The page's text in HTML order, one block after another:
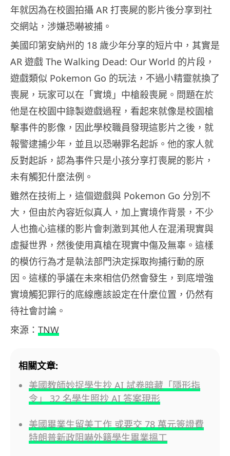
年就因為在校園拍攝 AR 打喪屍的影片後分享到社
交網站，涉嫌恐嚇被捕。
美國印第安納州的 18 歲少年分享的短片中，其實是
AR 遊戲 The Walking Dead: Our World 的片段，
遊戲類似 Pokemon Go 的玩法，不過小精靈就換了
喪屍，玩家可以在「實境」中槍殺喪屍。問題在於
他是在校園中錄製遊戲過程，看起來就像是校園槍
擊事件的影像，因此學校職員發現這影片之後，就
報警逮捕少年，並且以恐嚇罪名起訴。他的家人就
反對起訴，認為事件只是小孩分享打喪屍的影片，
未有觸犯什麼法例。
雖然在技術上，這個遊戲與 Pokemon Go 分別不
大，但由於內容近似真人，加上實境作背景，不少
人也擔心這樣的影片會刺激到其他人在混淆現實與
虛擬世界，然後使用真槍在現實中傷及無辜。這樣
的模仿行為才是執法部門決定採取拘捕行動的原
因。這樣的爭議在未來相信仍然會發生，到底增強
實境觸犯罪行的底線應該設定在什麼位置，仍然有
待社會討論。
來源： TNW
相關文章:
美國教師妙捉學生抄 AI 試卷暗藏「隱形指
令」 32 名學生照抄 AI 答案現形
美國畢業生留美工作 或要交 78 萬元簽證費
特朗普新政阻嚇外籍學生畢業搵工